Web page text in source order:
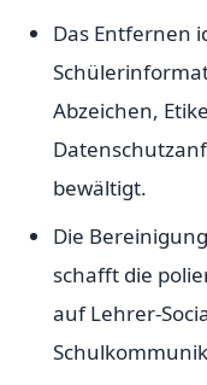
Das Entfernen
Abzeichen,
bewältigt.
Die
schafft die
auf Lehrer-